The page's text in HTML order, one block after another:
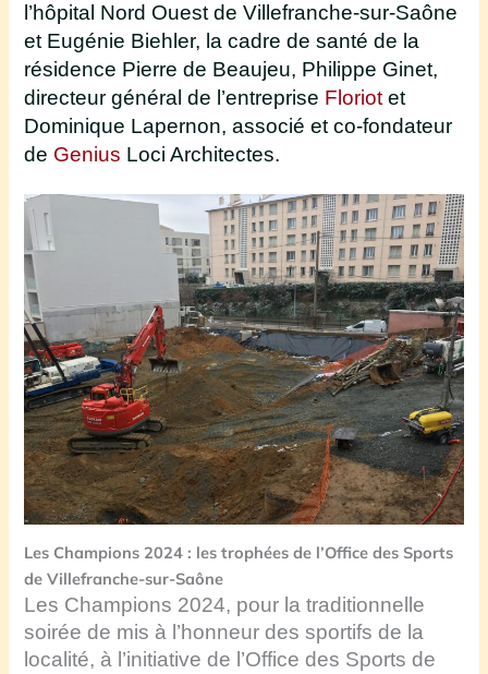
l’hôpital Nord Ouest de Villefranche-sur-Saône
et Eugénie Biehler, la cadre de santé de la
résidence Pierre de Beaujeu, Philippe Ginet,
directeur général de l’entreprise Floriot et
Dominique Lapernon, associé et co-fondateur
de Genius Loci Architectes.
Les Champions 2024 : les trophées de l’Office des Sports
de Villefranche-sur-Saône
Les Champions 2024, pour la traditionnelle
soirée de mis à l’honneur des sportifs de la
localité, à l’initiative de l’Office des Sports de